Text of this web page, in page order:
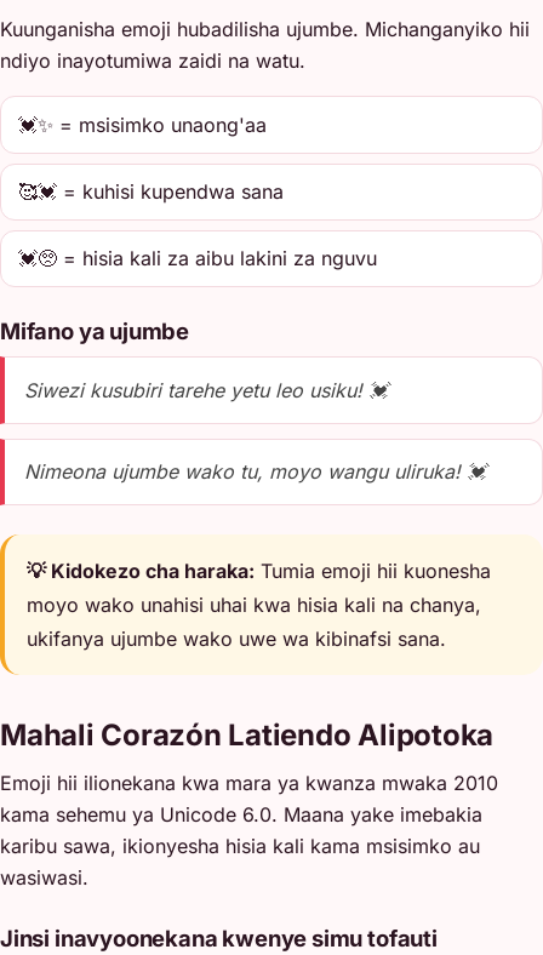
Kuunganisha emoji hubadilisha ujumbe. Michanganyiko hii
ndiyo inayotumiwa zaidi na watu.
💓✨ = msisimko unaong'aa
🥰💓 = kuhisi kupendwa sana
💓🥺 = hisia kali za aibu lakini za nguvu
Mifano ya ujumbe
Siwezi kusubiri tarehe yetu leo usiku! 💓
Nimeona ujumbe wako tu, moyo wangu uliruka! 💓
💡 Kidokezo cha haraka: Tumia emoji hii kuonesha
moyo wako unahisi uhai kwa hisia kali na chanya,
ukifanya ujumbe wako uwe wa kibinafsi sana.
Mahali Corazón Latiendo Alipotoka
Emoji hii ilionekana kwa mara ya kwanza mwaka 2010
kama sehemu ya Unicode 6.0. Maana yake imebakia
karibu sawa, ikionyesha hisia kali kama msisimko au
wasiwasi.
Jinsi inavyoonekana kwenye simu tofauti